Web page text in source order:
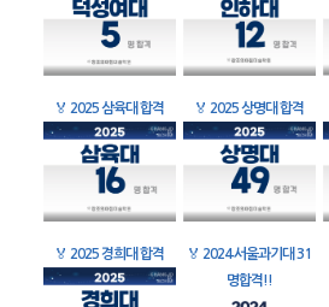
🏅 2025 삼육대 합격 🏅 2025 상명대 합격
🏅 2025 경희대 합격 🏅 2024 서울과기대 31
명합격!!